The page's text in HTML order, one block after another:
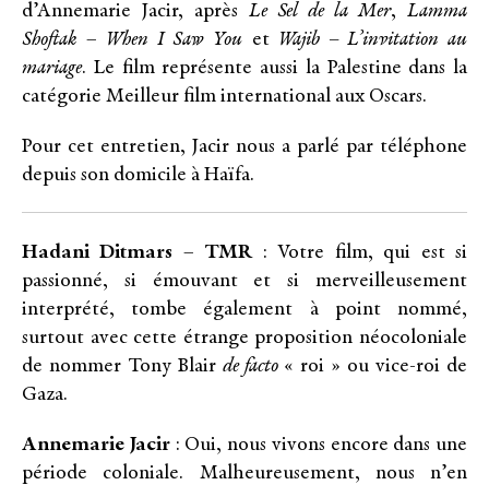
d’Annemarie Jacir, après Le Sel de la Mer, Lamma
Shoftak – When I Saw You et Wajib – L’invitation au
mariage. Le film représente aussi la Palestine dans la
catégorie Meilleur film international aux Oscars.
Pour cet entretien, Jacir nous a parlé par téléphone
depuis son domicile à Haïfa.
Hadani Ditmars – TMR: Votre film, qui est si
passionné, si émouvant et si merveilleusement
interprété, tombe également à point nommé,
surtout avec cette étrange proposition néocoloniale
de nommer Tony Blair de facto « roi » ou vice-roi de
Gaza.
Annemarie Jacir: Oui, nous vivons encore dans une
période coloniale. Malheureusement, nous n’en